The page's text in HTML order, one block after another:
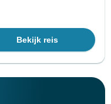
Bekijk reis